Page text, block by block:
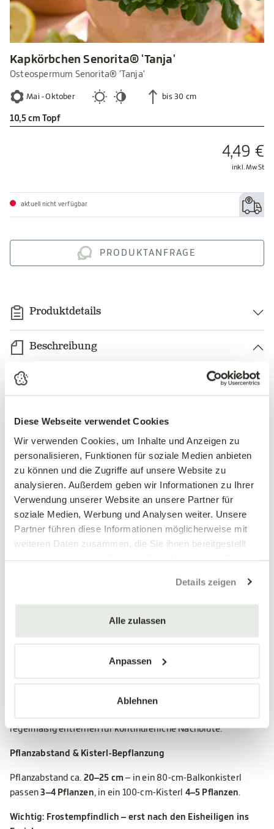
Diese Webseite verwendet Cookies
Wir verwenden Cookies, um Inhalte und Anzeigen zu
personalisieren, Funktionen für soziale Medien anbieten
zu können und die Zugriffe auf unsere Website zu
analysieren. Außerdem geben wir Informationen zu Ihrer
Verwendung unserer Website an unsere Partner für
soziale Medien, Werbung und Analysen weiter. Unsere
Partner führen diese Informationen möglicherweise mit
weiteren Daten zusammen, die Sie ihnen bereitgestellt
Details zeigen
Alle zulassen
Anpassen
Ablehnen
Kapkörbchen Senorita® 'Tanja'
Osteospermum Senorita® 'Tanja'
Mai - Oktober bis 30 cm
10,5 cm Topf
4,49 €
inkl. MwSt
aktuell nicht verfügbar
PRODUKTANFRAGE
Produktdetails
Beschreibung
Kapkörbchen Senorita® 'Tanja' – Osteospermum | violett-
magenta | Sommerblume
Das Kapkörbchen – auch Kapmargerite oder Osteospermum –
ist die Sommerblume für alle, die einen vollsonnigen, heißen
Standort zu bespielen haben. Dort, wo viele andere
Balkonblumen leiden, blüht 'Tanja' aus der Senorita®-Serie
von Mai bis Oktober in sattem Violett-Magenta mit dunklem
Zentrum – eine intensive, auffällige Farbe, die auf dem Balkon
sofort ins Auge fällt und sich besonders schön mit Weiß oder
Lachs kombinieren lässt. Kompakt und buschig wachsend bis
ca. 30 cm, bietet sie monatelange Blütenpracht bei sehr
Ein besonderer Vorteil: Das Kapkörbchen ist ausgesprochen
Erde ruhig leicht antrocknen. Staunässe hingegen verträgt es
Standort & Pflege
Gut durchlässiges Substrat, Abzugsloch sicherstellen. Bei der
Pflanzung Langzeitdünger einarbeiten, nach 4–6 Wochen auf
regelmäßig entfernen für kontinuierliche Nachblüte.
Pflanzabstand & Kisterl-Bepflanzung
Pflanzabstand ca. 20–25 cm – in ein 80-cm-Balkonkisterl
passen3–4 Pflanzen, in ein 100-cm-Kisterl 4–5 Pflanzen.
Wichtig: Frostempfindlich – erst nach den Eisheiligen ins